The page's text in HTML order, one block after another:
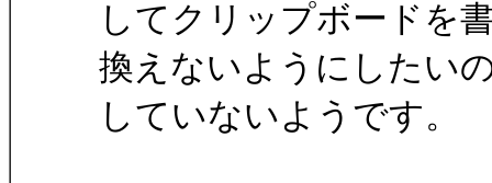
してクリップボードを
換えないようにしたい
していないようです。